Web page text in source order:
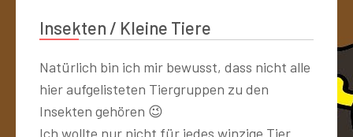
Insekten / Kleine Tiere
Natürlich bin ich mir bewusst, dass nicht alle
hier aufgelisteten Tiergruppen zu den
Insekten gehören 😉
Ich wollte nur nicht für jedes winzige Tier